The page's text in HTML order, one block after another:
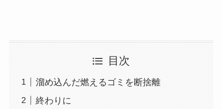
目次
溜め込んだ燃えるゴミを断捨離
終わりに